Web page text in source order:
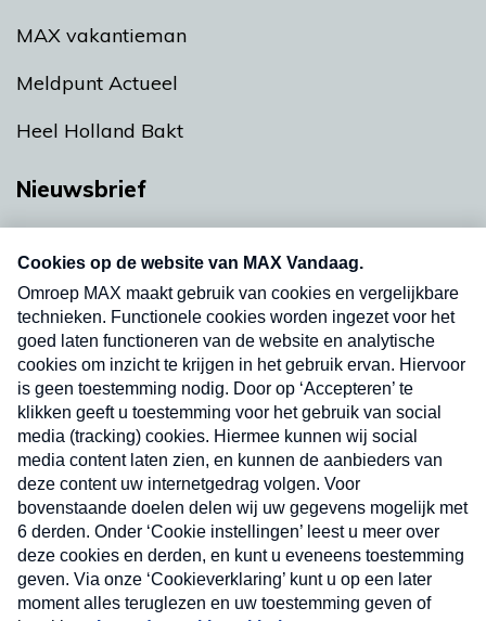
MAX vakantieman
Meldpunt Actueel
Heel Holland Bakt
Nieuwsbrief
nieuwsbrief. Elke vrijdag- en dinsdagochtend in
uw mailbox.
Verzend
Nieuwsbrief
Neem hier een gratis abonnement op onze